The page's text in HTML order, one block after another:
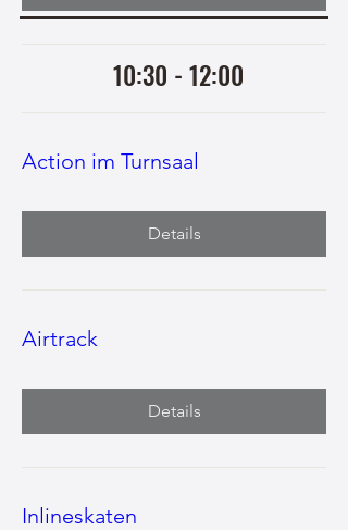
10:30 - 12:00
Action im Turnsaal
Details
Airtrack
Details
Inlineskaten